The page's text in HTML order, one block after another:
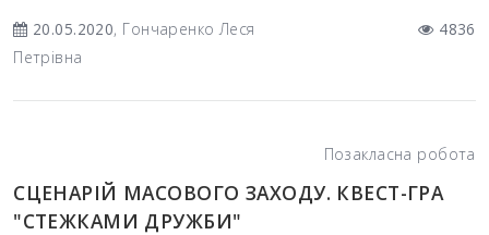
20.05.2020, Гончаренко Леся
Петрівна
4836
Позакласна робота
СЦЕНАРІЙ МАСОВОГО ЗАХОДУ. КВЕСТ-ГРА
"СТЕЖКАМИ ДРУЖБИ"